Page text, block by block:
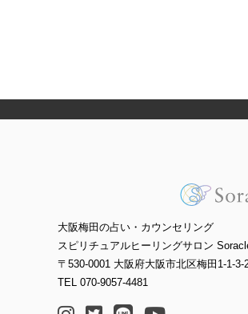
大阪梅田の占い・カウンセリング
スピリチュアルヒーリングサロン
〒530-0001 大阪府大阪市北区梅田1-1-3-
TEL 070-9057-4481